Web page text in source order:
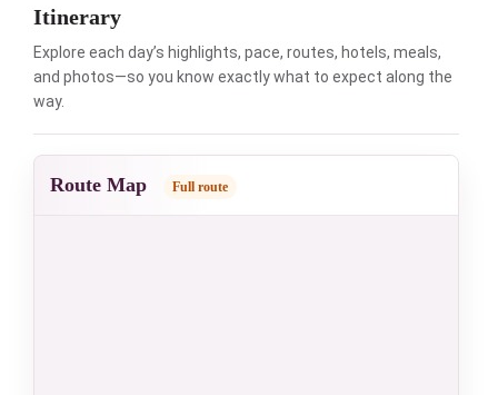
Itinerary
Explore each day’s highlights, pace, routes, hotels, meals,
and photos—so you know exactly what to expect along the
way.
Route Map Full route